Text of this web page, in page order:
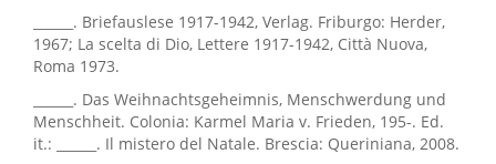
______. Briefauslese 1917-1942, Verlag. Friburgo: Herder,
1967; La scelta di Dio, Lettere 1917-1942, Città Nuova,
Roma 1973.
______. Das Weihnachtsgeheimnis, Menschwerdung und
Menschheit. Colonia: Karmel Maria v. Frieden, 195-. Ed.
it.: ______. Il mistero del Natale. Brescia: Queriniana, 2008.